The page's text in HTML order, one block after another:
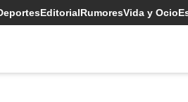
EditorialRumoresVida y Ocio